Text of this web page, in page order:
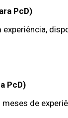
PcD)
PcD)
de